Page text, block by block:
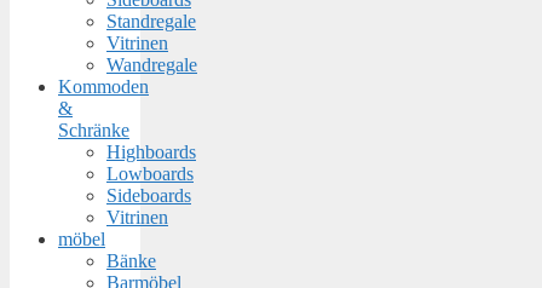
Standregale
Vitrinen
Wandregale
Kommoden
&
Schränke
Highboards
Lowboards
Sideboards
Vitrinen
möbel
Bänke
Barmöbel